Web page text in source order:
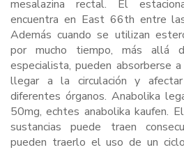
mesalazina rectal. El
encuentra en East 66th entre
Además cuando se utilizan
por mucho tiempo, más allá
especialista, pueden absorberse
llegar a la circulación y
diferentes órganos. Anabolika
50mg, echtes anabolika kaufen.
sustancias puede traen
pueden traerlo el uso de un